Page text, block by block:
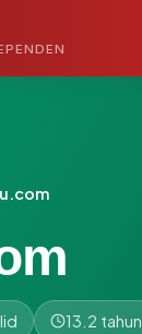
13.2 tahun